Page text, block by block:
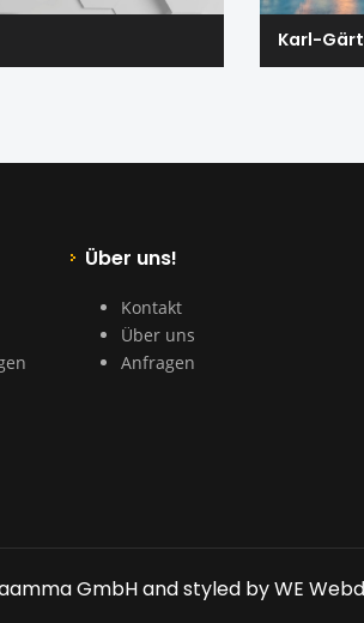
Karl-
Über uns!
Kontakt
Über uns
Anfragen
GmbH and styled by WE